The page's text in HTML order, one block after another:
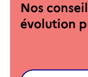
Nos
évolution